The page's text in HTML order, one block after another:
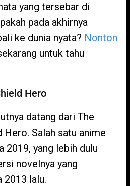
yang tersebar di
pada akhirnya
ke dunia nyata? Nonton
untuk tahu
Hero
datang dari The
Salah satu anime
2019, yang lebih dulu
novelnya yang
2013 lalu.